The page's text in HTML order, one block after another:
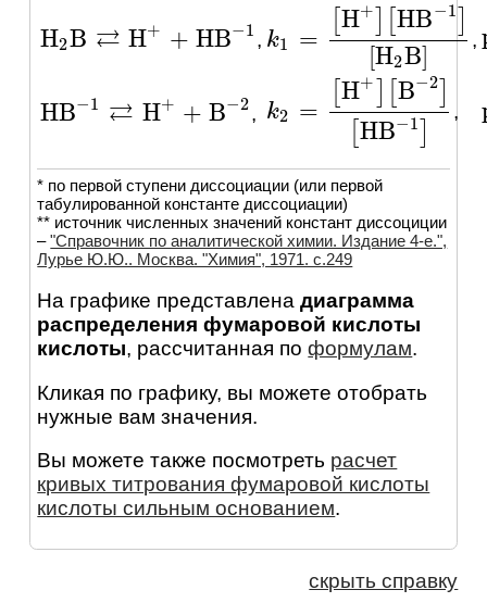
H2B ⇄ H+ + HB−1
H2B⇄H+ +HB -1 , k1 =
[H+ [HB−1
[H2B]
k1 =[H +][HB-1][H2B] ,
HB−1 ⇄ H+ + B−2
HB- ⇄ H+ +B- 2 , k2 =
[H+ B−2
HB−1
k2 =[H +][B-2][HB-1] ,
* по первой ступени диссоциации (или первой
табулированной константе диссоциации)
** источник численных значений констант диссоциции
–"Справочник по аналитической химии. Издание 4-е.",
Лурье Ю.Ю.. Москва. "Химия", 1971. c.249
На графике представленадиаграмма
распределения фумаровой кислоты
кислоты, рассчитанная поформулам.
Кликая по графику, вы можете отобрать
нужные вам значения.
Вы можете также посмотреть расчет
кривых титрования фумаровой кислоты
кислоты сильным основанием.
скрыть справку